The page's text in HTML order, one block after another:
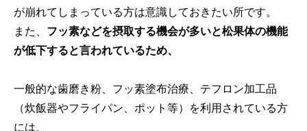
が崩れてしまっている方は意識しておきたい所です。
また、 フッ素などを摂取する機会が多いと松果体の機能
が低下すると言われているため、
一般的な歯磨き粉、フッ素塗布治療、テフロン加工品
（炊飯器やフライパン、ポット等）を利用されている方
には、